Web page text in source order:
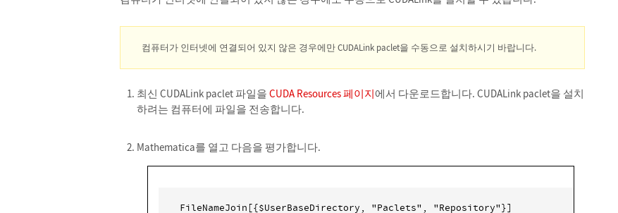
컴퓨터가 인터넷에 연결되어 있지 않은 경우에만 CUDALink paclet을 수동으로 설치하시기 바랍니다.
최신 CUDALink paclet 파일을 CUDA Resources 페이지에서 다운로드합니다. CUDALink paclet을 설치
하려는 컴퓨터에 파일을 전송합니다.
Mathematica를 열고 다음을 평가합니다.
FileNameJoin[{$UserBaseDirectory, "Paclets", "Repository"}]